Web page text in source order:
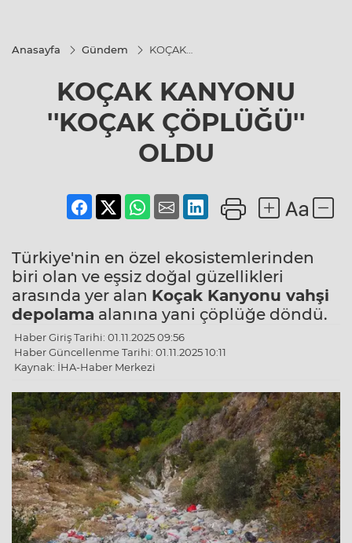
Anasayfa Gündem
KOÇAK
ÇÖPLÜĞÜ''
OLDU
KOÇAK KANYONU
''KOÇAK ÇÖPLÜĞÜ''
OLDU
Türkiye'nin en özel ekosistemlerinden
biri olan ve eşsiz doğal güzellikleri
arasında yer alan Koçak Kanyonu vahşi
depolama alanına yani çöplüğe döndü.
Haber Giriş Tarihi: 01.11.2025 09:56
Haber Güncellenme Tarihi: 01.11.2025 10:11
Kaynak: İHA-Haber Merkezi